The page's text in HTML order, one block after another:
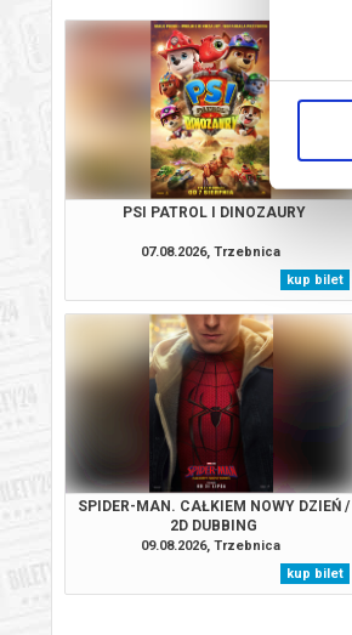
PSI PATROL I DINOZAURY
07.08.2026, Trzebnica
kup bilet
SPIDER-MAN. CAŁKIEM NOWY DZIEŃ /
2D DUBBING
09.08.2026, Trzebnica
kup bilet